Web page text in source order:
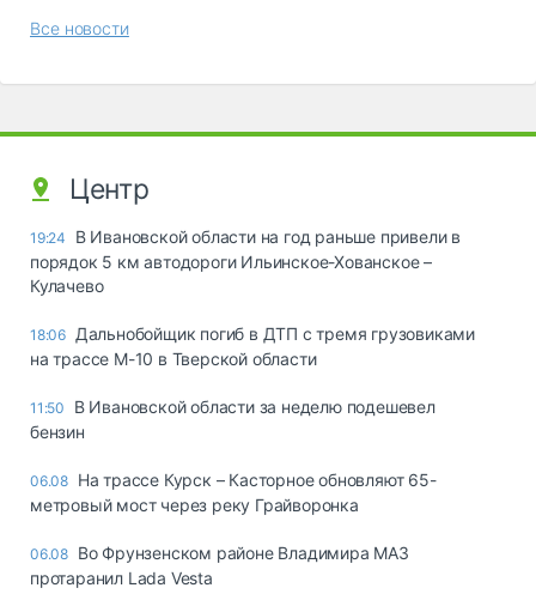
Все новости
Центр
19:24
В Ивановской области на год раньше привели в
порядок 5 км автодороги Ильинское-Хованское –
Кулачево
18:06 Дальнобойщик погиб в ДТП с тремя грузовиками
на трассе М-10 в Тверской области
11:50
В Ивановской области за неделю подешевел
бензин
06.08 На трассе Курск – Касторное обновляют 65-
метровый мост через реку Грайворонка
06.08 Во Фрунзенском районе Владимира МАЗ
протаранил Lada Vesta